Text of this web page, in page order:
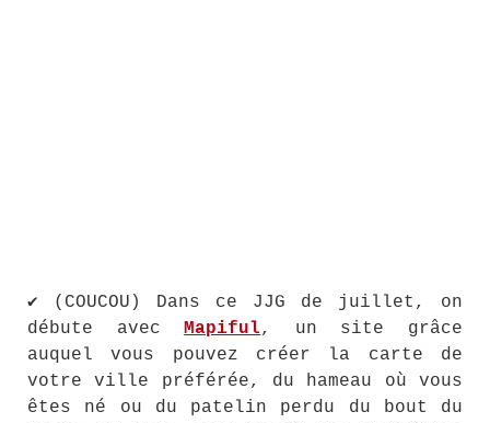
✔ (COUCOU) Dans ce JJG de juillet, on
débute avecMapiful, un site grâce
auquel vous pouvez créer la carte de
votre ville préférée, du hameau où vous
êtes né ou du patelin perdu du bout du